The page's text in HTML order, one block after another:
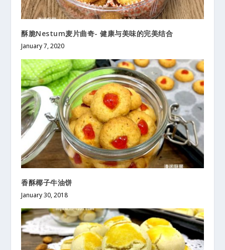
酥脆Nestum麦片曲奇- 健康与美味的完美结合
January 7, 2020
香酥椰子牛油饼
January 30, 2018